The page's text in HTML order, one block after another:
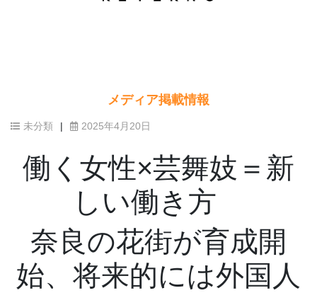
メディア掲載情報
未分類 2025年4月20日
働く女性×芸舞妓＝新
しい働き方
奈良の花街が育成開
始、将来的には外国人